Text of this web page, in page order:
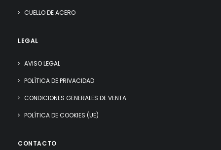
CUELLO DE ACERO
LEGAL
AVISO LEGAL
POLÍTICA DE PRIVACIDAD
CONDICIONES GENERALES DE VENTA
POLÍTICA DE COOKIES (UE)
CONTACTO